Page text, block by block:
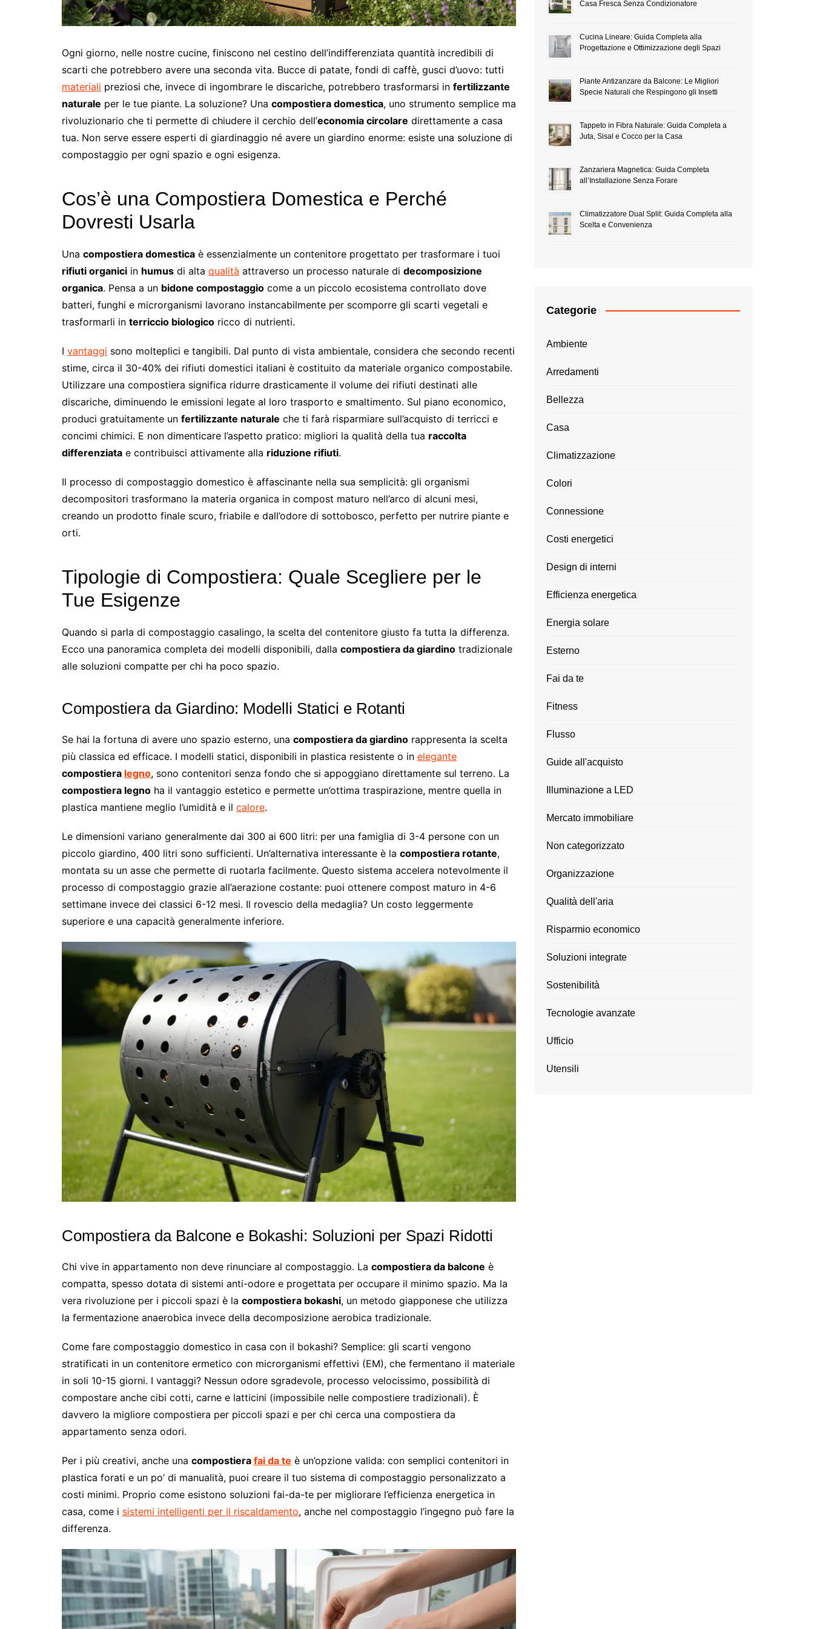
Ogni giorno, nelle nostre cucine, finiscono nel cestino dell’indifferenziata quantità incredibili di
scarti che potrebbero avere una seconda vita. Bucce di patate, fondi di caffè, gusci d’uovo: tutti
materiali preziosi che, invece di ingombrare le discariche, potrebbero trasformarsi in fertilizzante
naturale per le tue piante. La soluzione? Una compostiera domestica, uno strumento semplice ma
rivoluzionario che ti permette di chiudere il cerchio dell’economia circolare direttamente a casa
tua. Non serve essere esperti di giardinaggio né avere un giardino enorme: esiste una soluzione di
compostaggio per ogni spazio e ogni esigenza.
Cos’è una Compostiera Domestica e Perché
Dovresti Usarla
Una compostiera domestica è essenzialmente un contenitore progettato per trasformare i tuoi
rifiuti organici in humus di alta qualità attraverso un processo naturale di decomposizione
organica. Pensa a un bidone compostaggio come a un piccolo ecosistema controllato dove
batteri, funghi e microrganismi lavorano instancabilmente per scomporre gli scarti vegetali e
trasformarli in terriccio biologico ricco di nutrienti.
I vantaggi sono molteplici e tangibili. Dal punto di vista ambientale, considera che secondo recenti
stime, circa il 30-40% dei rifiuti domestici italiani è costituito da materiale organico compostabile.
Utilizzare una compostiera significa ridurre drasticamente il volume dei rifiuti destinati alle
discariche, diminuendo le emissioni legate al loro trasporto e smaltimento. Sul piano economico,
produci gratuitamente un fertilizzante naturale che ti farà risparmiare sull’acquisto di terricci e
concimi chimici. E non dimenticare l’aspetto pratico: migliori la qualità della tua raccolta
differenziata e contribuisci attivamente alla riduzione rifiuti.
Il processo di compostaggio domestico è affascinante nella sua semplicità: gli organismi
decompositori trasformano la materia organica in compost maturo nell’arco di alcuni mesi,
creando un prodotto finale scuro, friabile e dall’odore di sottobosco, perfetto per nutrire piante e
orti.
Tipologie di Compostiera: Quale Scegliere per le
Tue Esigenze
Quando si parla di compostaggio casalingo, la scelta del contenitore giusto fa tutta la differenza.
Ecco una panoramica completa dei modelli disponibili, dalla compostiera da giardino tradizionale
alle soluzioni compatte per chi ha poco spazio.
Compostiera da Giardino: Modelli Statici e Rotanti
Se hai la fortuna di avere uno spazio esterno, una compostiera da giardino rappresenta la scelta
più classica ed efficace. I modelli statici, disponibili in plastica resistente o in elegante
compostiera legno, sono contenitori senza fondo che si appoggiano direttamente sul terreno. La
compostiera legno ha il vantaggio estetico e permette un’ottima traspirazione, mentre quella in
plastica mantiene meglio l’umidità e il calore.
Le dimensioni variano generalmente dai 300 ai 600 litri: per una famiglia di 3-4 persone con un
piccolo giardino, 400 litri sono sufficienti. Un’alternativa interessante è la compostiera rotante,
montata su un asse che permette di ruotarla facilmente. Questo sistema accelera notevolmente il
processo di compostaggio grazie all’aerazione costante: puoi ottenere compost maturo in 4-6
settimane invece dei classici 6-12 mesi. Il rovescio della medaglia? Un costo leggermente
superiore e una capacità generalmente inferiore.
Compostiera da Balcone e Bokashi: Soluzioni per Spazi Ridotti
Chi vive in appartamento non deve rinunciare al compostaggio. La compostiera da balcone è
compatta, spesso dotata di sistemi anti-odore e progettata per occupare il minimo spazio. Ma la
vera rivoluzione per i piccoli spazi è la compostiera bokashi, un metodo giapponese che utilizza
la fermentazione anaerobica invece della decomposizione aerobica tradizionale.
Come fare compostaggio domestico in casa con il bokashi? Semplice: gli scarti vengono
stratificati in un contenitore ermetico con microrganismi effettivi (EM), che fermentano il materiale
in soli 10-15 giorni. I vantaggi? Nessun odore sgradevole, processo velocissimo, possibilità di
compostare anche cibi cotti, carne e latticini (impossibile nelle compostiere tradizionali). È
davvero la migliore compostiera per piccoli spazi e per chi cerca una compostiera da
appartamento senza odori.
Per i più creativi, anche una compostiera fai da te è un’opzione valida: con semplici contenitori in
plastica forati e un po’ di manualità, puoi creare il tuo sistema di compostaggio personalizzato a
costi minimi. Proprio come esistono soluzioni fai-da-te per migliorare l’efficienza energetica in
casa, come i sistemi intelligenti per il riscaldamento, anche nel compostaggio l’ingegno può fare la
differenza.
Casa Fresca Senza Condizionatore
Cucina Lineare: Guida Completa alla
Progettazione e Ottimizzazione degli Spazi
Piante Antizanzare da Balcone: Le Migliori
Specie Naturali che Respingono gli Insetti
Tappeto in Fibra Naturale: Guida Completa a
Juta, Sisal e Cocco per la Casa
Zanzariera Magnetica: Guida Completa
all’Installazione Senza Forare
Climatizzatore Dual Split: Guida Completa alla
Scelta e Convenienza
Categorie
Ambiente
Arredamenti
Bellezza
Casa
Climatizzazione
Colori
Connessione
Costi energetici
Design di interni
Efficienza energetica
Energia solare
Esterno
Fai da te
Fitness
Flusso
Guide all'acquisto
Illuminazione a LED
Mercato immobiliare
Non categorizzato
Organizzazione
Qualità dell'aria
Risparmio economico
Soluzioni integrate
Sostenibilità
Tecnologie avanzate
Ufficio
Utensili